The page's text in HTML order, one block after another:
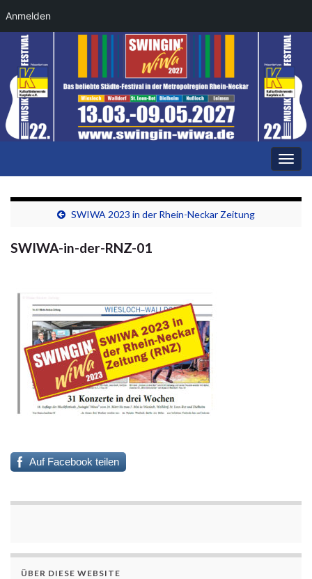
Anmelden
SWIWA 2023 in der Rhein-Neckar Zeitung
SWIWA-in-der-RNZ-01
Auf Facebook teilen
ÜBER DIESE WEBSITE